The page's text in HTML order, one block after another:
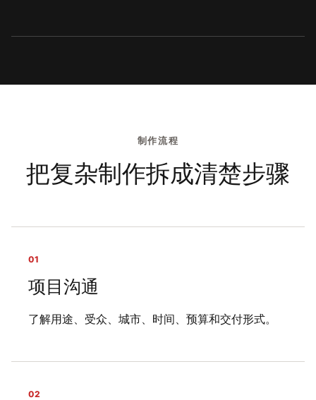
制作流程
把复杂制作拆成清楚步骤
01
项目沟通
了解用途、受众、城市、时间、预算和交付形式。
02